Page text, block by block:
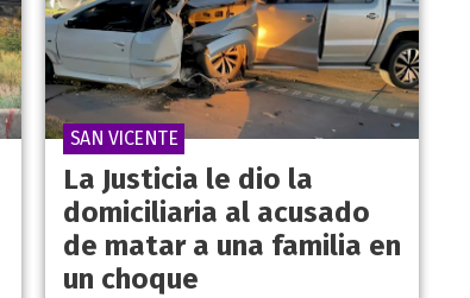
La Justicia le dio la
domiciliaria al acusado
de matar a una familia en
un choque
SAN VICENTE